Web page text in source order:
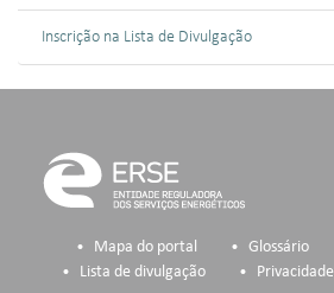
Inscrição na Lista de Divulgação
Mapa do portal Glossário
Lista de divulgação
Privacidade